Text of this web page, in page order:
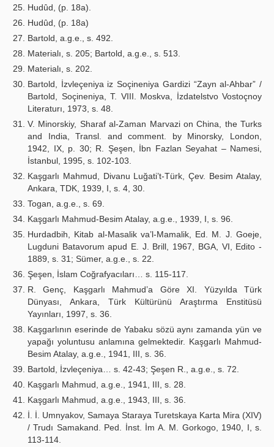
Hudûd, (p. 18a).
Hudûd, (p. 18a)
Bartold, a.g.e., s. 492.
Materialı, s. 205; Bartold, a.g.e., s. 513.
Materialı, s. 202.
Bartold, İzvleçeniya iz Soçineniya Gardizi “Zayn al-Ahbar” /
Bartold, Soçineniya, T. VIII. Moskva, İzdatelstvo Vostoçnoy
Literaturı, 1973, s. 48.
V. Minorskiy, Sharaf al-Zaman Marvazi on China, the Turks
and India, Transl. and comment. by Minorsky, London,
1942, IX, p. 30; R. Şeşen, İbn Fazlan Seyahat – Namesi,
İstanbul, 1995, s. 102-103.
Kaşgarlı Mahmud, Divanu Luğati’t-Türk, Çev. Besim Atalay,
Ankara, TDK, 1939, I, s. 4, 30.
Togan, a.g.e., s. 69.
Kaşgarlı Mahmud-Besim Atalay, a.g.e., 1939, I, s. 96.
Hurdadbih, Kitab al-Masalik va’l-Mamalik, Ed. M. J. Goeje,
Lugduni Batavorum apud E. J. Brill, 1967, BGA, VI, Edito -
1889, s. 31; Sümer, a.g.e., s. 22.
Şeşen, İslam Coğrafyacıları… s. 115-117.
R. Genç, Kaşgarlı Mahmud’a Göre XI. Yüzyılda Türk
Dünyası, Ankara, Türk Kültürünü Araştırma Enstitüsü
Yayınları, 1997, s. 36.
Kaşgarlının eserinde de Yabaku sözü aynı zamanda yün ve
yapağı yoluntusu anlamına gelmektedir. Kaşgarlı Mahmud-
Besim Atalay, a.g.e., 1941, III, s. 36.
Bartold, İzvleçeniya… s. 42-43; Şeşen R., a.g.e., s. 72.
Kaşgarlı Mahmud, a.g.e., 1941, III, s. 28.
Kaşgarlı Mahmud, a.g.e., 1943, III, s. 36.
İ. İ. Umnyakov, Samaya Staraya Turetskaya Karta Mira (XIV)
/ Trudı Samakand. Ped. İnst. İm A. M. Gorkogo, 1940, I, s.
113-114.